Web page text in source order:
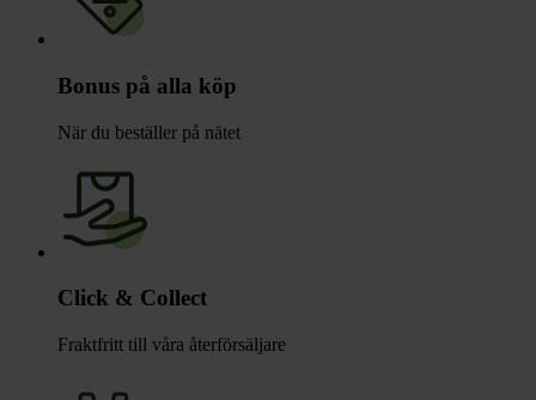
Bonus på alla köp
När du beställer på nätet
Click & Collect
Fraktfritt till våra återförsäljare